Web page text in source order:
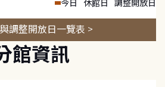
今日 休館日 調整開放日
調整開放日一覽表 >
館資訊